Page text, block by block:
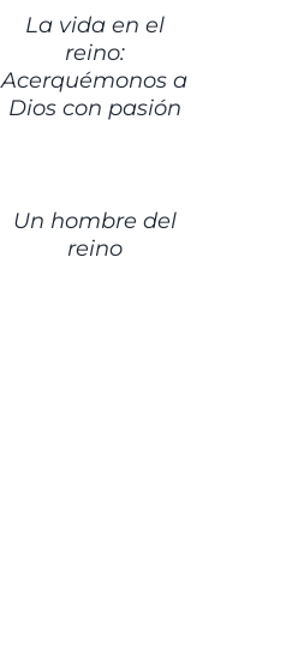
La vida en el
reino:
Acerquémonos a
Dios con pasión
Un hombre del
reino